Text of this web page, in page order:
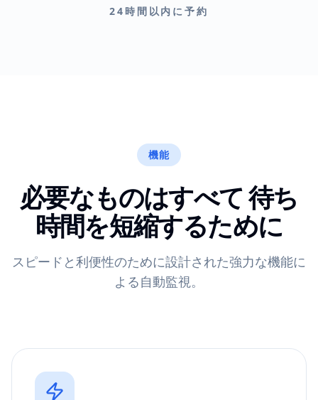
24時間以内に予約
機能
必要なものはすべて待ち
時間を短縮するために
スピードと利便性のために設計された強力な機能に
よる自動監視。